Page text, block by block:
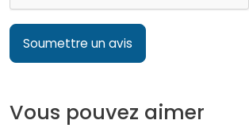
Soumettre un avis
Vous pouvez aimer